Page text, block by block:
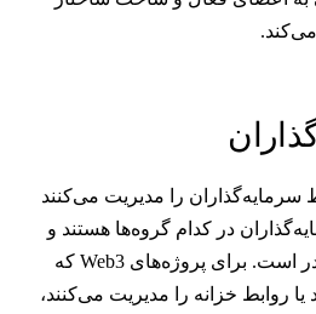
را مدیریت می‌کنند
در کدام گروه‌ها هستند و
سطح مشارکت آن‌ها چقدر است. برای پروژه‌های Web3 که
خزانه را مدیریت می‌کنند،